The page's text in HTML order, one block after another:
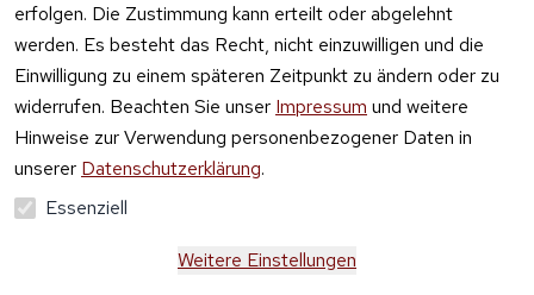
erfolgen. Die Zustimmung kann erteilt oder abgelehnt
werden. Es besteht das Recht, nicht einzuwilligen und die
Einwilligung zu einem späteren Zeitpunkt zu ändern oder zu
widerrufen. Beachten Sie unser Impressum und weitere
Hinweise zur Verwendung personenbezogener Daten in
unserer Datenschutzerklärung.
Essenziell
Weitere Einstellungen